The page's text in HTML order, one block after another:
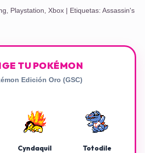
, Playstation, Xbox| Etiquetas: Assassin's
TU POKÉMON
Edición Oro (GSC)
Cyndaquil Totodile